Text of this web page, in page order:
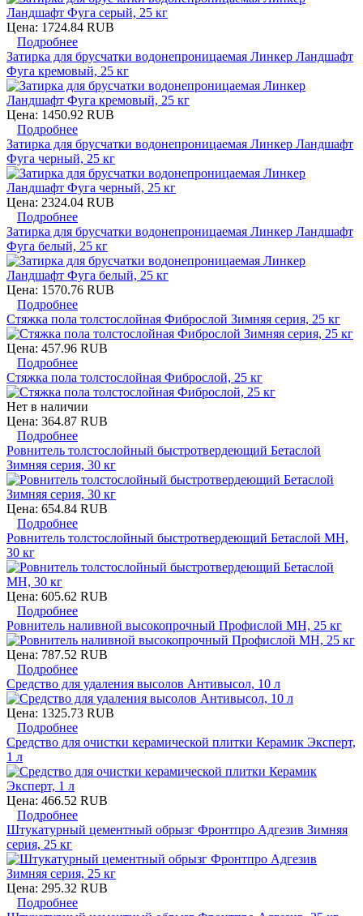
Цена: 1724.84 RUB
Подробнее
Затирка для брусчатки водонепроницаемая Линкер Ландшафт
Фуга кремовый, 25 кг
Цена: 1450.92 RUB
Подробнее
Затирка для брусчатки водонепроницаемая Линкер Ландшафт
Фуга черный, 25 кг
Цена: 2324.04 RUB
Подробнее
Затирка для брусчатки водонепроницаемая Линкер Ландшафт
Фуга белый, 25 кг
Цена: 1570.76 RUB
Подробнее
Стяжка пола толстослойная Фиброслой Зимняя серия, 25 кг
Цена: 457.96 RUB
Подробнее
Стяжка пола толстослойная Фиброслой, 25 кг
Нет в наличии
Цена: 364.87 RUB
Подробнее
Ровнитель толстослойный быстротвердеющий Бетаслой
Зимняя серия, 30 кг
Цена: 654.84 RUB
Подробнее
Ровнитель толстослойный быстротвердеющий Бетаслой МН,
30 кг
Цена: 605.62 RUB
Подробнее
Ровнитель наливной высокопрочный Профислой МН, 25 кг
Цена: 787.52 RUB
Подробнее
Средство для удаления высолов Антивысол, 10 л
Цена: 1325.73 RUB
Подробнее
Средство для очистки керамической плитки Керамик Эксперт,
1 л
Цена: 466.52 RUB
Подробнее
Штукатурный цементный обрызг Фронтпро Адгезив Зимняя
серия, 25 кг
Цена: 295.32 RUB
Подробнее